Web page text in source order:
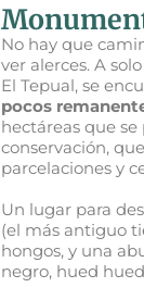
No hay que
ver alerces. A
El Tepual, se
pocos
hectáreas que
conservación,
parcelaciones y
Un lugar para
(el más antiguo
hongos, y una
negro, hued